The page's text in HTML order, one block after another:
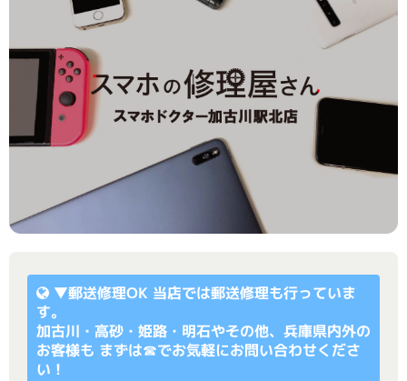
▼郵送修理OK 当店では郵送修理も行っていま
す。
加古川・高砂・姫路・明石やその他、兵庫県内外の
お客様も まずは☎でお気軽にお問い合わせくださ
い！